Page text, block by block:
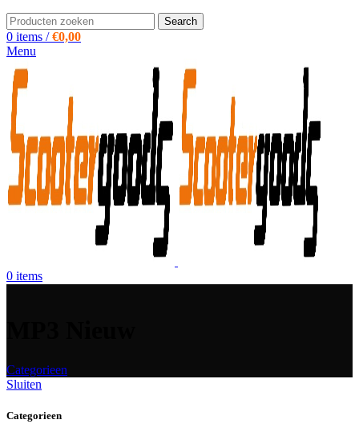
Search
0 items / €0,00
Menu
0 items
Categorieen
Sluiten
Categorieen